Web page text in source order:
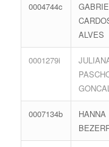
0004744c
ALVES
0001279i
0007134b